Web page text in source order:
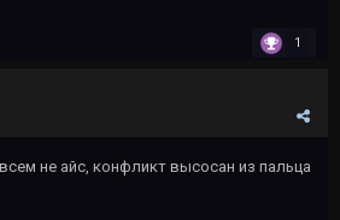
1
не айс, конфликт высосан из пальца